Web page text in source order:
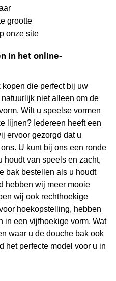
grootte
onze site
in het online-
die perfect bij uw
niet alleen om de
Wilt u speelse vormen
lijnen? Iedereen heeft een
ervoor gezorgd dat u
U kunt bij ons een ronde
houdt van speels en zacht,
bak bestellen als u houdt
hebben wij meer mooie
wij ook rechthoekige
hoekopstelling, hebben
in een vijfhoekige vorm. Wat
waar u de douche bak ook
het perfecte model voor u in